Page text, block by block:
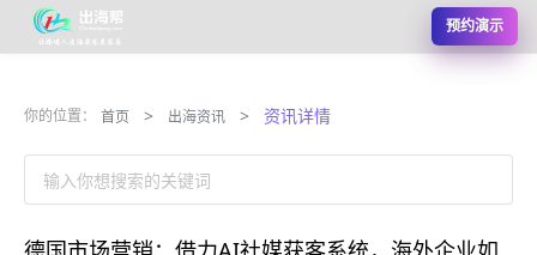
预约演示
你的位置： 首页 > 出海资讯 > 资讯详情
输入你想搜索的关键词